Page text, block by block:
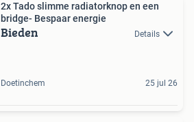
2x Tado slimme radiatorknop en een
bridge- Bespaar energie
Bieden Details
Doetinchem 25 jul 26